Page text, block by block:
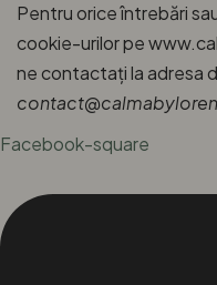
Pentru orice întrebări
cookie-urilor pe
ne contactați la adresa
Facebook-square